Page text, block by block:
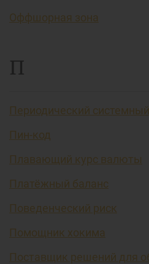
Оффшорная зона
П
Периодический
Пин-код
Плавающий курс валюты
Платёжный баланс
Поведенческий риск
Помощник хокима
Поставщик решений для